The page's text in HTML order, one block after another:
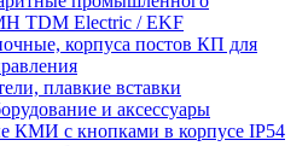
TDM Electric / EKF
корпуса постов КП для
плавкие вставки
и аксессуары
КМИ с кнопками в корпусе IP54